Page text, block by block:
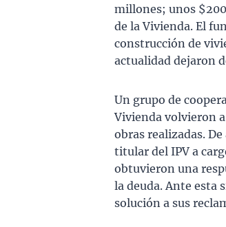
millones; unos
de la Vivienda. El
construcción de
actualidad dejaron
Un grupo de
Vivienda volvieron
obras realizadas.
titular del IPV a
obtuvieron una
la deuda. Ante esta
solución a sus